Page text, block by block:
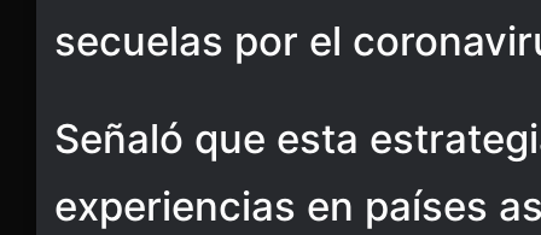
secuelas por el
Señaló que esta
experiencias en países